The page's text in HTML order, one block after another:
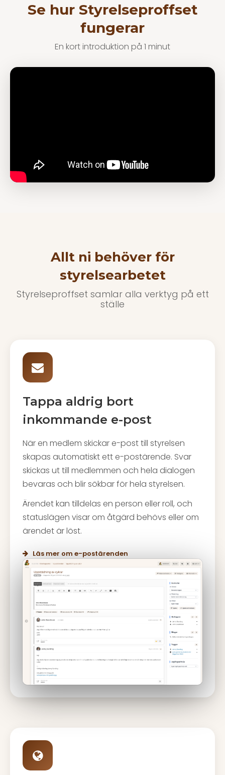
Se hur Styrelseproffset
fungerar
En kort introduktion på 1 minut
Allt ni behöver för
styrelsearbetet
Styrelseproffset samlar alla verktyg på ett
ställe
Tappa aldrig bort
inkommande e-post
När en medlem skickar e-post till styrelsen
skapas automatiskt ett e-postärende. Svar
skickas ut till medlemmen och hela dialogen
bevaras och blir sökbar för hela styrelsen.
Ärendet kan tilldelas en person eller roll, och
statuslägen visar om åtgärd behövs eller om
ärendet är löst.
Läs mer om e-postärenden